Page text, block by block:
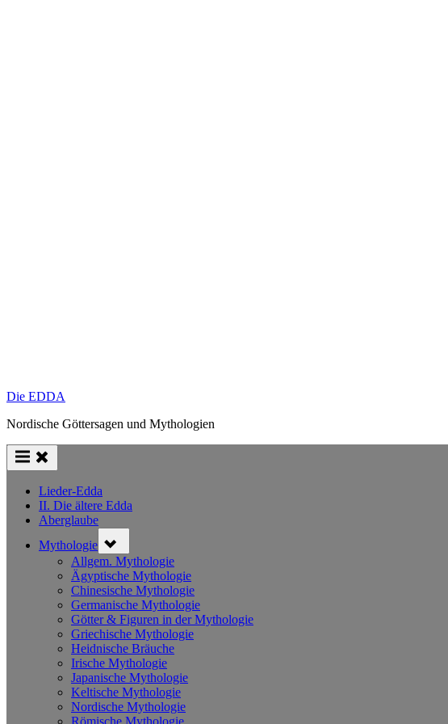
Die EDDA
Nordische Göttersagen und Mythologien
Lieder-Edda
II. Die ältere Edda
Aberglaube
Mythologie sub-
menu
Allgem. Mythologie
Ägyptische Mythologie
Chinesische Mythologie
Germanische Mythologie
Götter & Figuren in der Mythologie
Griechische Mythologie
Heidnische Bräuche
Irische Mythologie
Japanische Mythologie
Keltische Mythologie
Nordische Mythologie
Römische Mythologie